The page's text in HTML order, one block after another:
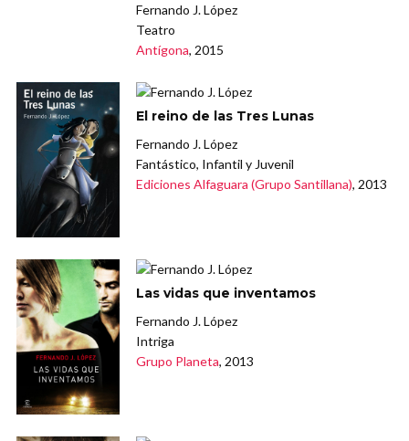
Fernando J. López
Teatro
Antígona, 2015
El reino de las Tres Lunas
Fernando J. López
Fantástico, Infantil y Juvenil
Ediciones Alfaguara (Grupo Santillana), 2013
Las vidas que inventamos
Fernando J. López
Intriga
Grupo Planeta, 2013